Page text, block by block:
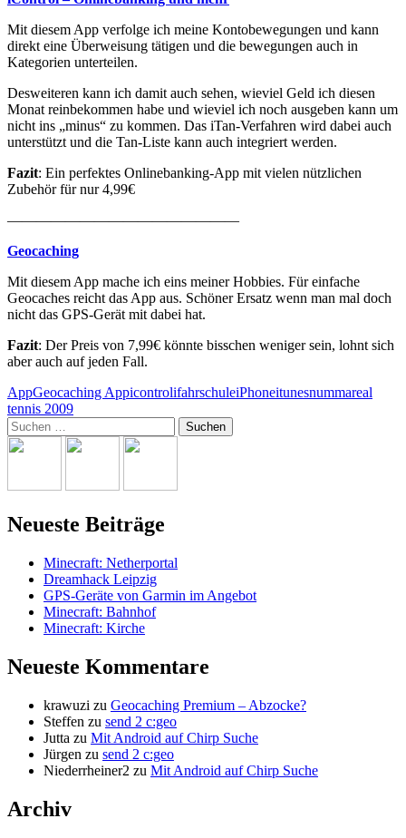
Mit diesem App verfolge ich meine Kontobewegungen und kann
direkt eine Überweisung tätigen und die bewegungen auch in
Kategorien unterteilen.
Desweiteren kann ich damit auch sehen, wieviel Geld ich diesen
Monat reinbekommen habe und wieviel ich noch ausgeben kann um
nicht ins „minus“ zu kommen. Das iTan-Verfahren wird dabei auch
unterstützt und die Tan-Liste kann auch integriert werden.
Fazit: Ein perfektes Onlinebanking-App mit vielen nützlichen
Zubehör für nur 4,99€
————————————————
Geocaching
Mit diesem App mache ich eins meiner Hobbies. Für einfache
Geocaches reicht das App aus. Schöner Ersatz wenn man mal doch
nicht das GPS-Gerät mit dabei hat.
Fazit: Der Preis von 7,99€ könnte bisschen weniger sein, lohnt sich
aber auch auf jeden Fall.
AppGeocaching AppicontrolifahrschuleiPhoneitunesnummareal
tennis 2009
Suchen
nach:
Neueste Beiträge
Minecraft: Netherportal
Dreamhack Leipzig
GPS-Geräte von Garmin im Angebot
Minecraft: Bahnhof
Minecraft: Kirche
Neueste Kommentare
krawuzi zu Geocaching Premium – Abzocke?
Steffen zu send 2 c:geo
Jutta zu Mit Android auf Chirp Suche
Jürgen zu send 2 c:geo
Niederrheiner2 zu Mit Android auf Chirp Suche
Archiv